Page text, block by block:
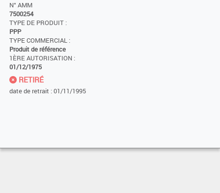
N° AMM
7500254
TYPE DE PRODUIT :
PPP
TYPE COMMERCIAL :
Produit de référence
1ÈRE AUTORISATION :
01/12/1975
RETIRÉ
date de retrait : 01/11/1995